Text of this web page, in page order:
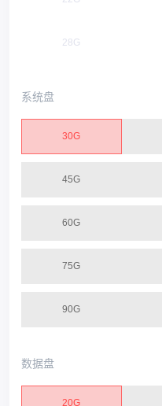
28G
系统盘
30G
45G
60G
75G
90G
数据盘
20G